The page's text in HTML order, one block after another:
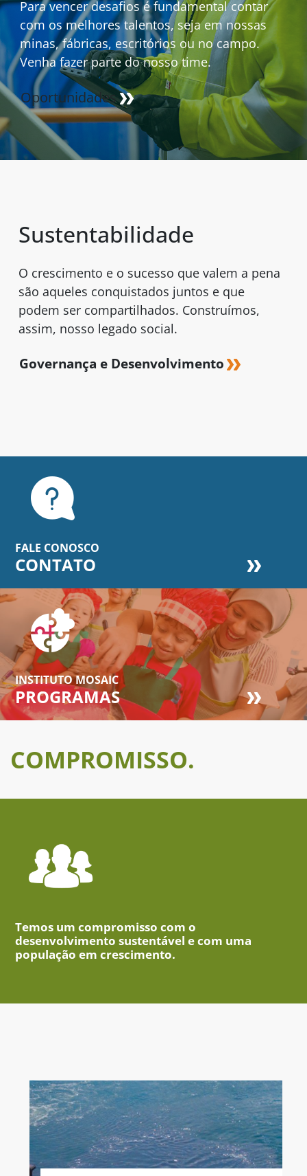
Para vencer desafios é fundamental contar
com os melhores talentos, seja em nossas
minas, fábricas, escritórios ou no campo.
Venha fazer parte do nosso time.
Oportunidades
Sustentabilidade
O crescimento e o sucesso que valem a pena
são aqueles conquistados juntos e que
podem ser compartilhados. Construímos,
assim, nosso legado social.
Governança e Desenvolvimento
FALE CONOSCO
CONTATO
INSTITUTO MOSAIC
PROGRAMAS
COMPROMISSO.
Temos um compromisso com o
desenvolvimento sustentável e com uma
população em crescimento.